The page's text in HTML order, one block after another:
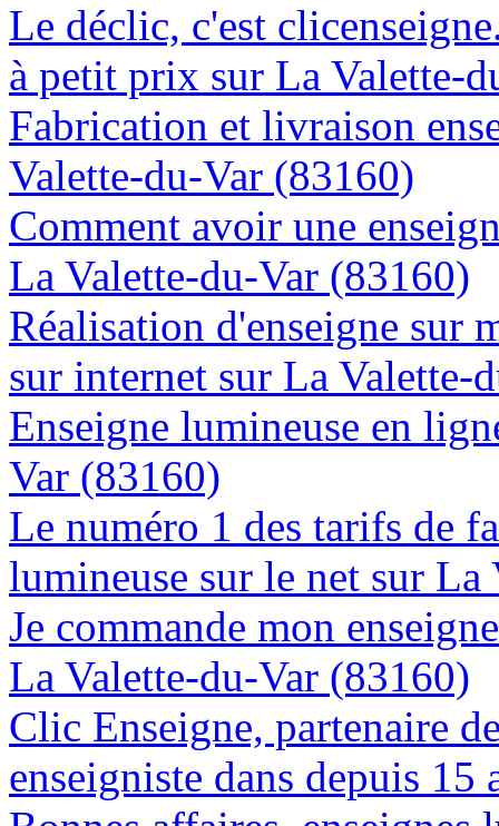
Le déclic, c'est
à petit prix sur La Valette-
Fabrication et livraison
Valette-du-Var (83160)
Comment avoir une
La Valette-du-Var (83160)
Réalisation d'enseigne sur
sur internet sur La Valette-
Enseigne lumineuse en
Var (83160)
Le numéro 1 des tarifs de
lumineuse sur le net sur
Je commande mon
La Valette-du-Var (83160)
Clic Enseigne, partenaire
enseigniste dans depuis